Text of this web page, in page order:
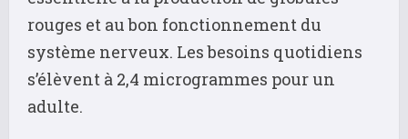
rouges et au bon fonctionnement du
système nerveux. Les besoins quotidiens
s’élèvent à 2,4 microgrammes pour un
adulte.